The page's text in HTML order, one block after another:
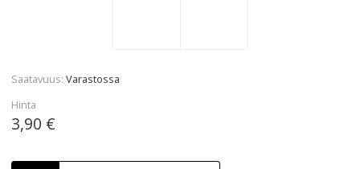
Saatavuus Varastossa
Hinta
3,90 €